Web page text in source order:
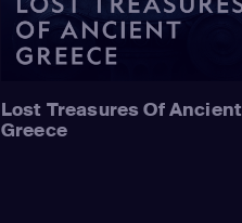
Lost Treasures Of Ancient
Greece